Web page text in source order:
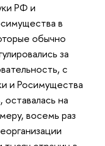
РФ и
в
обычно
за
с
и Росимущества
на
восемь раз